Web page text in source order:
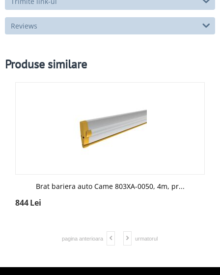
Reviews
Produse similare
Brat bariera auto Came 803XA-0050, 4m, pr...
844Lei
pagina anterioara urmatorul